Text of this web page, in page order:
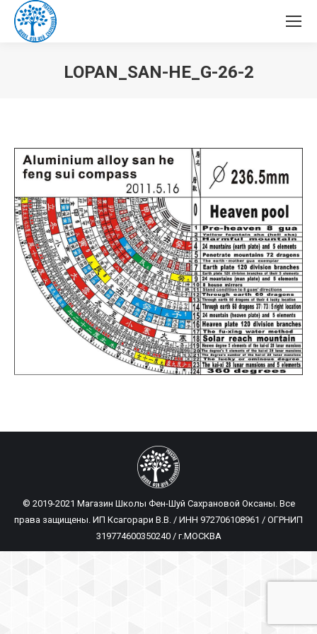
LOPAN_SAN-HE_G-26-2
© 2019-2021 Магазин Школы Фен-Шуй Сахрановой Оксаны. Все
права защищены. ИП Ксагорари В.В. / ИНН 972706108961 / ОГРНИП
319774600350240 / г.МОСКВА